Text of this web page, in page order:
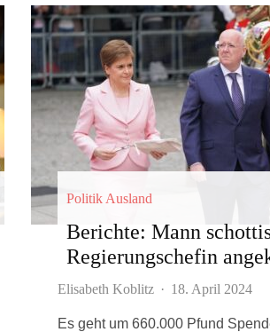
Politik Ausland
Berichte: Mann
Regierungschefin
Elisabeth Koblitz · 18. April 2024
Es geht um 660.000 Pfund